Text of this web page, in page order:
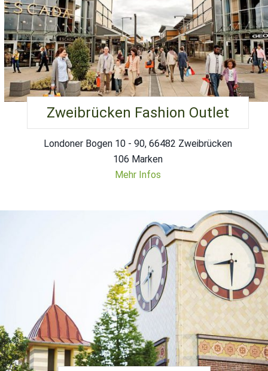
Zweibrücken Fashion Outlet
Londoner Bogen 10 - 90, 66482 Zweibrücken
106 Marken
Mehr Infos